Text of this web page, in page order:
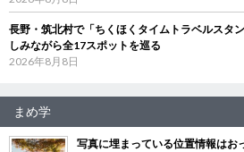
長野・筑北村で「ちくほくタイムトラベルスタ
しみながら全17スポットを巡る
2026年8月8日
まめ学
写真に埋まっている位置情報は